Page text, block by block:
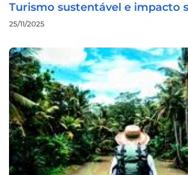
Turismo sustentável e impacto
25/11/2025